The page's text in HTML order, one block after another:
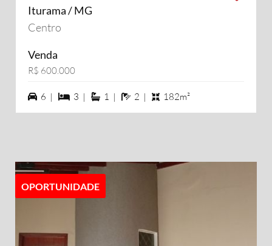
Iturama / MG
Centro
Venda
R$ 600.000
6 vagas na garagem
6 | 3 dormiórios
3 | 1 suítes
1 | 2 banheiros
2 | 182m²
OPORTUNIDADE